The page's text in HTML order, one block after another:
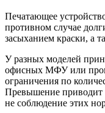
Печатающее
противном случае
засыханием краски, а
У разных моделей
офисных МФУ или
ограничения по
Превышение приводит
не соблюдение этих